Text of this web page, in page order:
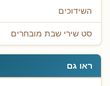
השידוכים
סט שירי שבת מובחרים
ראו גם